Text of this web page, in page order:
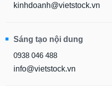
kinhdoanh@vietstock.vn
Sáng tạo nội dung
0938 046 488
info@vietstock.vn